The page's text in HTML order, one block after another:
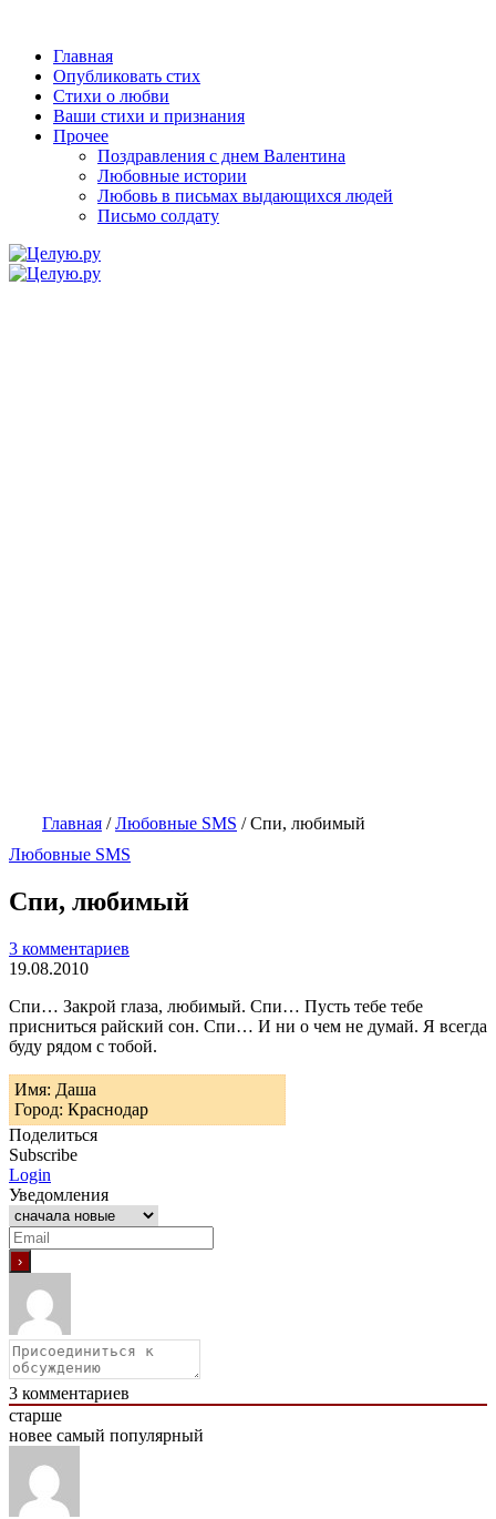
Главная
Опубликовать стих
Стихи о любви
Ваши стихи и признания
Прочее
Поздравления с днем Валентина
Любовные истории
Любовь в письмах выдающихся людей
Письмо солдату
Главная /Любовные SMS /Спи, любимый
Любовные SMS
Спи, любимый
3 комментариев
19.08.2010
Спи… Закрой глаза, любимый. Спи… Пусть тебе тебе
присниться райский сон. Спи… И ни о чем не думай. Я всегда
буду рядом с тобой.
Имя: Даша
Город: Краснодар
Поделиться
Subscribe
Login
Уведомления
3 комментариев
старше
новее самый популярный